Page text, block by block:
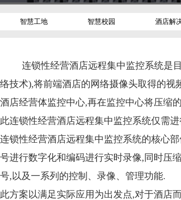
智慧工地 智慧校园 酒店解
连锁性经营酒店远程集中监控系统是
络技术),将前端酒店的网络摄像头取得的视
酒店经营体监控中心,再在监控中心将压缩
此连锁性经营酒店远程集中监控系统仅需
连锁性经营酒店远程集中监控系统的核心
号进行数字化和编码进行实时录像,同时压
号,以及一系列的控制、录像、管理功能.
此方案以满足实际应用为出发点,对于酒店